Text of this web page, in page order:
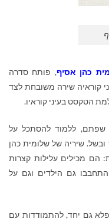
כהן אסיף, פותח סדרה
קוראיה שירה משובחת לצד
הטקסט בעיני קוראיו.
שפתם, ללמוד להסתכל על
שיריה של שלומית כהן
הם מכילים עלילות קצרות
התחבבו גם הילדים וגם על
גם יחד, להתמודדות עם